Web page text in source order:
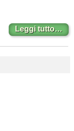
Leggi tutto…